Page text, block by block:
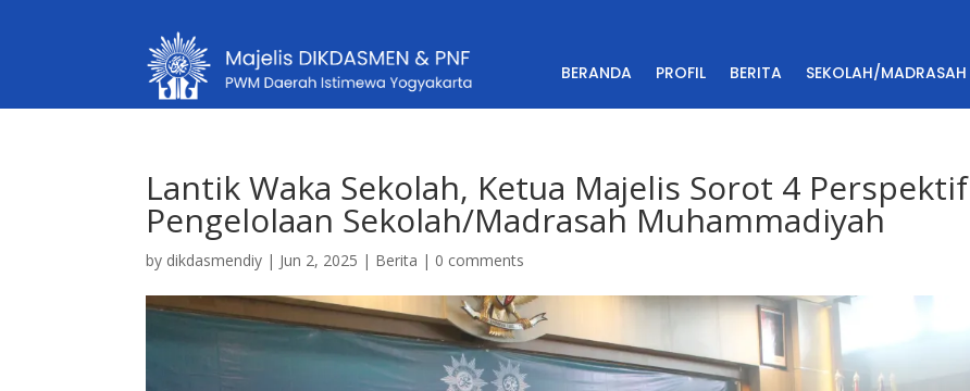
BERANDA PROFIL BERITA SEKOLAH/MADRASAH
Lantik Waka Sekolah, Ketua Majelis Sorot 4 Perspektif
Pengelolaan Sekolah/Madrasah Muhammadiyah
by dikdasmendiy | Jun 2, 2025 | Berita | 0 comments